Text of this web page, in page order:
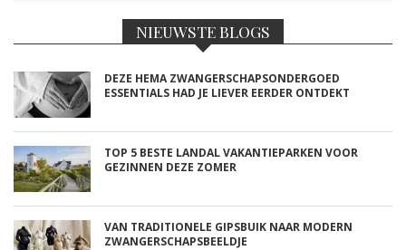
NIEUWSTE BLOGS
DEZE HEMA ZWANGERSCHAPSONDERGOED
ESSENTIALS HAD JE LIEVER EERDER ONTDEKT
TOP 5 BESTE LANDAL VAKANTIEPARKEN VOOR
GEZINNEN DEZE ZOMER
VAN TRADITIONELE GIPSBUIK NAAR MODERN
ZWANGERSCHAPSBEELDJE